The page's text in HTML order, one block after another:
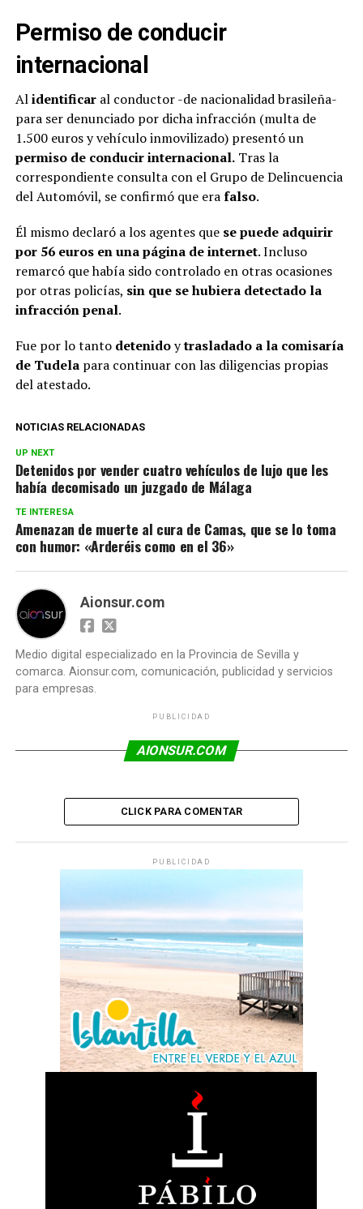
Permiso de conducir
internacional
Alidentificar al conductor -de nacionalidad brasileña-
para ser denunciado por dicha infracción (multa de
1.500 euros y vehículo inmovilizado) presentó un
permiso de conducir internacional.Tras la
correspondiente consulta con el Grupo de Delincuencia
del Automóvil, se confirmó que erafalso.
Él mismo declaró a los agentes que se puede adquirir
por 56 euros en una página de internet. Incluso
remarcó que había sido controlado en otras ocasiones
por otras policías, sin que se hubiera detectado la
infracción penal.
Fue por lo tanto detenidoytrasladado a la comisaría
de Tudela para continuar con las diligencias propias
del atestado.
NOTICIAS RELACIONADAS
UP NEXT
Detenidos por vender cuatro vehículos de lujo que les
había decomisado un juzgado de Málaga
TE INTERESA
Amenazan de muerte al cura de Camas, que se lo toma
con humor: «Arderéis como en el 36»
Aionsur.com
Medio digital especializado en la Provincia de Sevilla y
comarca. Aionsur.com, comunicación, publicidad y servicios
para empresas.
PUBLICIDAD
AIONSUR.COM
CLICK PARA COMENTAR
PUBLICIDAD